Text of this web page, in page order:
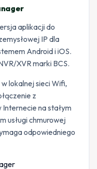
aplikacji do
IP dla
Android i iOS.
XVR marki BCS.
lokalnej sieci Wifi,
z
na stałym
usługi chmurowej
odpowiedniego